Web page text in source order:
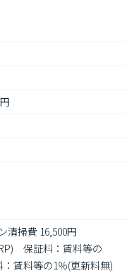
清掃費 16,500円
　保証料：賃料等の
賃料等の1％(更新料無)